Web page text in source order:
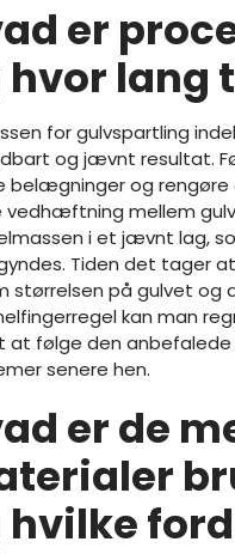
er
hvor lang
for gulvspartling
og jævnt resultat.
belægninger og rengøre
vedhæftning mellem
i et jævnt lag,
Tiden det tager
størrelsen på gulvet og
kan man
at følge den
senere hen.
er de
hvilke